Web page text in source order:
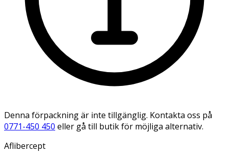
Denna förpackning är inte tillgänglig. Kontakta oss på
0771-450 450 eller gå till butik för möjliga alternativ.
Aflibercept